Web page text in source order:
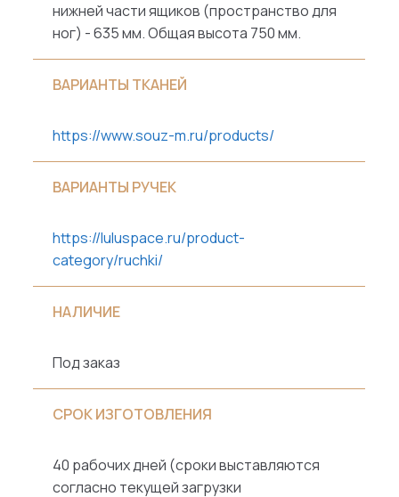
нижней части ящиков (пространство для
ног) - 635 мм. Общая высота 750 мм.
ВАРИАНТЫ ТКАНЕЙ
https://www.souz-m.ru/products/
ВАРИАНТЫ РУЧЕК
https://luluspace.ru/product-
category/ruchki/
НАЛИЧИЕ
Под заказ
СРОК ИЗГОТОВЛЕНИЯ
40 рабочих дней (сроки выставляются
согласно текущей загрузки